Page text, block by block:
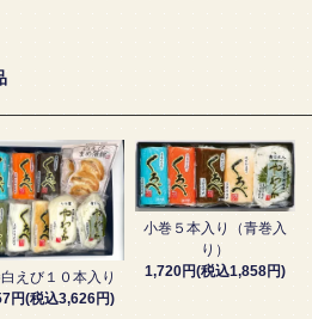
えび１０本入り
円(税込3,626円)
小巻５本入り（青巻入
り）
1,720円(税込1,858円)